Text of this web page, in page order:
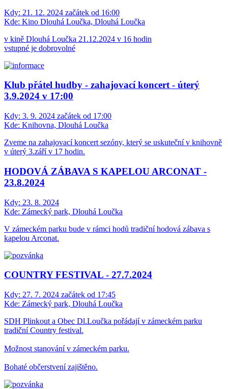
Kdy: 21. 12. 2024 začátek od 16:00
Kde: Kino Dlouhá Loučka, Dlouhá Loučka
v kině Dlouhá Loučka 21.12.2024 v 16 hodin
vstupné je dobrovolné
Klub přátel hudby - zahajovací koncert - úterý
3.9.2024 v 17:00
Kdy: 3. 9. 2024 začátek od 17:00
Kde: Knihovna, Dlouhá Loučka
Zveme na zahajovací koncert sezóny, který se uskuteční v knihovně
v úterý 3.září v 17 hodin.
HODOVÁ ZÁBAVA S KAPELOU ARCONAT -
23.8.2024
Kdy: 23. 8. 2024
Kde: Zámecký park, Dlouhá Loučka
V zámeckém parku bude v rámci hodů tradiční hodová zábava s
kapelou Arconat.
COUNTRY FESTIVAL - 27.7.2024
Kdy: 27. 7. 2024 začátek od 17:45
Kde: Zámecký park, Dlouhá Loučka
SDH Plinkout a Obec Dl.Loučka pořádají v zámeckém parku
tradiční Country festival.
Možnost stanování v zámeckém parku.
Bohaté občerstvení zajištěno.